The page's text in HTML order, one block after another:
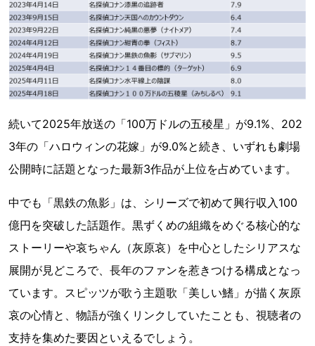
続いて2025年放送の「100万ドルの五稜星」が9.1%、202
3年の「ハロウィンの花嫁」が9.0%と続き、いずれも劇場
公開時に話題となった最新3作品が上位を占めています。
中でも「黒鉄の魚影」は、シリーズで初めて興行収入100
億円を突破した話題作。黒ずくめの組織をめぐる核心的な
ストーリーや哀ちゃん（灰原哀）を中心としたシリアスな
展開が見どころで、長年のファンを惹きつける構成となっ
ています。スピッツが歌う主題歌「美しい鰭」が描く灰原
哀の心情と、物語が強くリンクしていたことも、視聴者の
支持を集めた要因といえるでしょう。